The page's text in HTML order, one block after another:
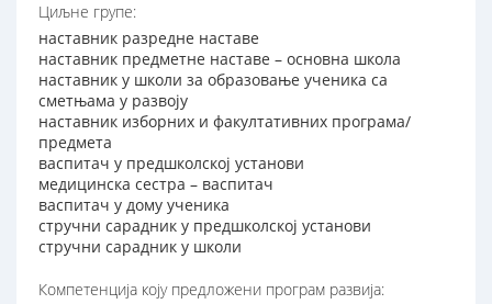
Циљне групе:
наставник разредне наставе
наставник предметне наставе – основна школа
наставник у школи за образовање ученика са
сметњама у развоју
наставник изборних и факултативних програма/
предмета
васпитач у предшколској установи
медицинска сестра – васпитач
васпитач у дому ученика
стручни сарадник у предшколској установи
стручни сарадник у школи
Компетенција коју предложени програм развија: